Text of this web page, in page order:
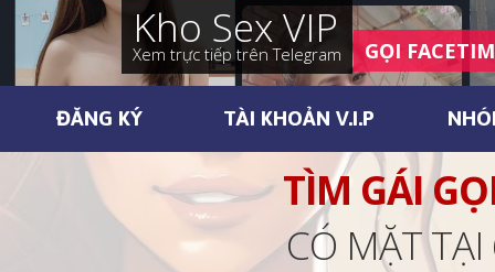
Kho Sex VIP
Xem trực tiếp trên Telegram GỌI
ĐĂNG KÝ TÀI KHOẢN V.I.P
TÌM GÁI
CÓ MẶT